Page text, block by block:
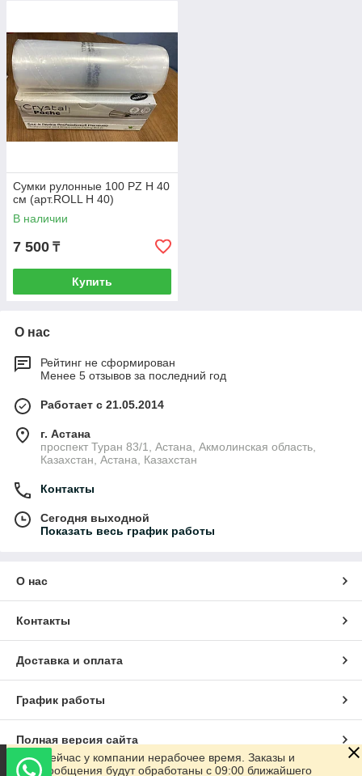
Сумки рулонные 100 PZ H 40
см (арт.ROLL H 40)
В наличии
7 500 ₸
Купить
О нас
Рейтинг не сформирован
Менее 5 отзывов за последний год
Работает с 21.05.2014
г. Астана
проспект Туран 83/1, Астана, Акмолинская область,
Казахстан, Астана, Казахстан
Контакты
Сегодня выходной
Показать весь график работы
О нас
Контакты
Доставка и оплата
График работы
Полная версия сайта
Сейчас у компании нерабочее время. Заказы и
сообщения будут обработаны с 09:00 ближайшего